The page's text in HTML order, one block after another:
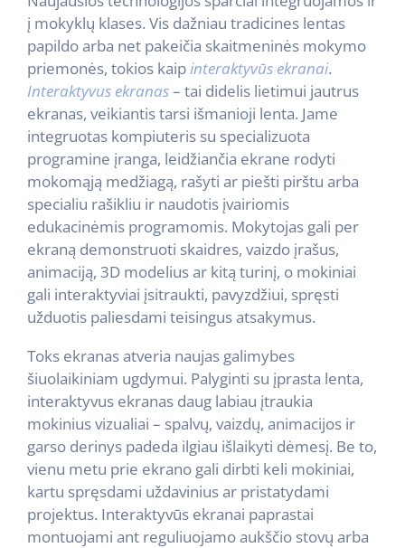
į mokyklų klases. Vis dažniau tradicines lentas
papildo arba net pakeičia skaitmeninės mokymo
priemonės, tokios kaipinteraktyvūs ekranai.
Interaktyvus ekranas– tai didelis lietimui jautrus
ekranas, veikiantis tarsi išmanioji lenta. Jame
integruotas kompiuteris su specializuota
programine įranga, leidžiančia ekrane rodyti
mokomąją medžiagą, rašyti ar piešti pirštu arba
specialiu rašikliu ir naudotis įvairiomis
edukacinėmis programomis. Mokytojas gali per
ekraną demonstruoti skaidres, vaizdo įrašus,
animaciją, 3D modelius ar kitą turinį, o mokiniai
gali interaktyviai įsitraukti, pavyzdžiui, spręsti
užduotis paliesdami teisingus atsakymus.
Toks ekranas atveria naujas galimybes
šiuolaikiniam ugdymui. Palyginti su įprasta lenta,
interaktyvus ekranas daug labiau įtraukia
mokinius vizualiai – spalvų, vaizdų, animacijos ir
garso derinys padeda ilgiau išlaikyti dėmesį. Be to,
vienu metu prie ekrano gali dirbti keli mokiniai,
kartu spręsdami uždavinius ar pristatydami
projektus. Interaktyvūs ekranai paprastai
montuojami ant reguliuojamo aukščio stovų arba